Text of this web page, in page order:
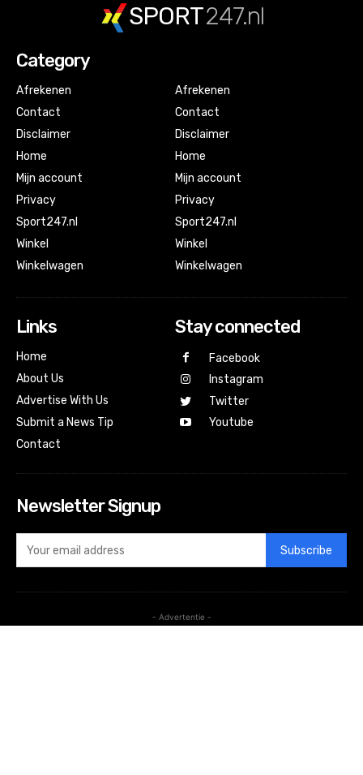
SPORT247.nl
Category
Afrekenen
Contact
Disclaimer
Home
Mijn account
Privacy
Sport247.nl
Winkel
Winkelwagen
Afrekenen
Contact
Disclaimer
Home
Mijn account
Privacy
Sport247.nl
Winkel
Winkelwagen
Links
Home
About Us
Advertise With Us
Submit a News Tip
Contact
Stay connected
Facebook
Instagram
Twitter
Youtube
Newsletter Signup
Subscribe
- Advertentie -